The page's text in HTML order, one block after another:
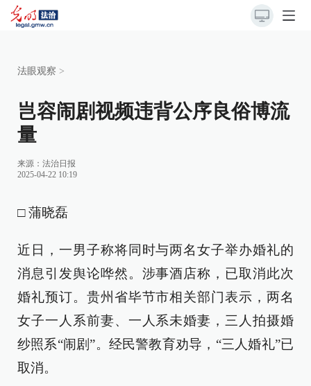
法眼观察 >
岂容闹剧视频违背公序良俗博流
量
来源： 法治日报
2025-04-22 10:19
□ 蒲晓磊
近日，一男子称将同时与两名女子举办婚礼的
消息引发舆论哗然。涉事酒店称，已取消此次
婚礼预订。贵州省毕节市相关部门表示，两名
女子一人系前妻、一人系未婚妻，三人拍摄婚
纱照系“闹剧”。经民警教育劝导，“三人婚礼”已
取消。